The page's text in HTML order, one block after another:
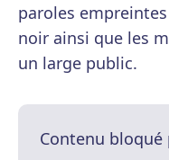
paroles
noir ainsi que les
un large public.
Contenu bloqué